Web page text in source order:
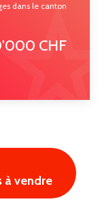
dans le canton
CHF
à vendre